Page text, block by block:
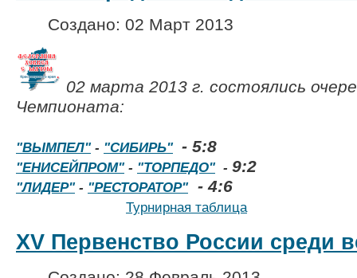
Создано: 02 Март 2013
02 марта 2013 г. состоялись
Чемпионата:
"ВЫМПЕЛ"- "СИБИРЬ" - 5:8
"ЕНИСЕЙПРОМ"- "ТОРПЕДО"- 9:2
"ЛИДЕР"- "РЕСТОРАТОР"- 4:6
Турнирная таблица
XV Первенство России среди